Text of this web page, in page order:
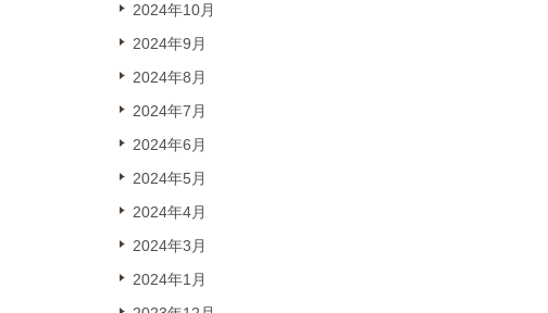
2024年10月
2024年9月
2024年8月
2024年7月
2024年6月
2024年5月
2024年4月
2024年3月
2024年1月